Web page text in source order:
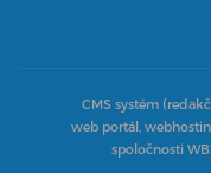
CMS systém
web portál,
spoločnosti